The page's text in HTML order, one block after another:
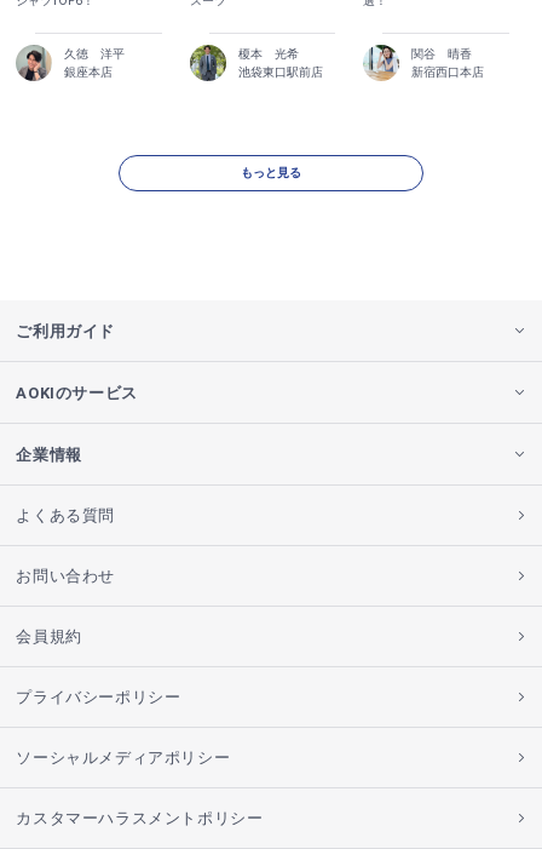
久徳 洋平
銀座本店
榎本 光希
池袋東口駅前店
関谷 晴香
新宿西口本店
もっと見る
ご利用ガイド
AOKIのサービス
企業情報
よくある質問
お問い合わせ
会員規約
プライバシーポリシー
ソーシャルメディアポリシー
カスタマーハラスメントポリシー